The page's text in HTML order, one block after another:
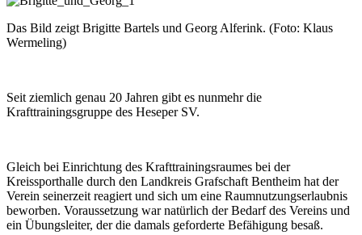
Das Bild zeigt Brigitte Bartels und Georg Alferink. (Foto: Klaus
Wermeling)
Seit ziemlich genau 20 Jahren gibt es nunmehr die
Krafttrainingsgruppe des Heseper SV.
Gleich bei Einrichtung des Krafttrainingsraumes bei der
Kreissporthalle durch den Landkreis Grafschaft Bentheim hat der
Verein seinerzeit reagiert und sich um eine Raumnutzungserlaubnis
beworben. Voraussetzung war natürlich der Bedarf des Vereins und
ein Übungsleiter, der die damals geforderte Befähigung besaß.